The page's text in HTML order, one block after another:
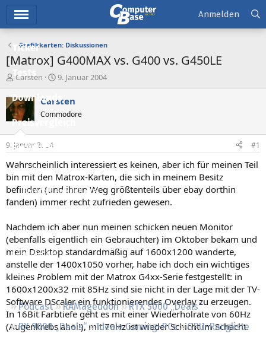
Ticker
Tests
Downloads
Preisvergleich
Forum
Aktuelles
Empfohlene Inhalte
Neueste Aktivitäten
Leserartikel
Regeln
Podcast RAMageddon
RTX 5000 „Deals“
RX 9000 „Deals“
Ideale Gaming-PCs
GPU-Rangliste
Anmelden
Grafikkarten: Diskussionen
[Matrox] G400MAX vs. G400 vs. G450LE
E
s
t
e
e
r
Carsten
E
s
e
t
a
m
9. Januar 2004
Carsten
Commodore
9. Januar 2004 #1
Wahrscheinlich interessiert es keinen, aber ich für meinen Teil
bin mit den Matrox-Karten, die sich in meinem Besitz
befinden (und ihren Weg größtenteils über ebay dorthin
fanden) immer recht zufrieden gewesen.
Nachdem ich aber nun meinen schicken neuen Monitor
(ebenfalls eigentlich ein Gebrauchter) im Oktober bekam und
mein Desktop standardmäßig auf 1600x1200 wanderte,
anstelle der 1400x1050 vorher, habe ich doch ein wichtiges
kleines Problem mit der Matrox G4xx-Serie festgestellt: in
1600x1200x32 mit 85Hz sind sie nicht in der Lage mit der TV-
Software DScaler ein funktionierendes Overlay zu erzeugen.
In 16Bit Farbtiefe geht es mit einer Wiederholrate von 60Hz
(Augenkrebs ahoi!), mit 70Hz ist wieder Schicht im Schacht.